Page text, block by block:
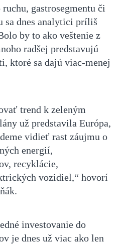
gastrosegmentu či
sa dnes analytici príliš
by to ako veštenie z
radšej predstavujú
ktoré sa dajú viac-menej
trend k zeleným
už predstavila Európa,
vidieť rast záujmu o
energií,
recyklácie,
vozidiel,“ hovorí
investovanie do
je dnes už viac ako len